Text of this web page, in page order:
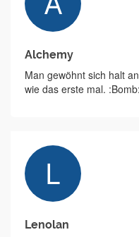
Alchemy
Man gewöhnt sich halt
wie das erste mal. :Bomb:
Lenolan